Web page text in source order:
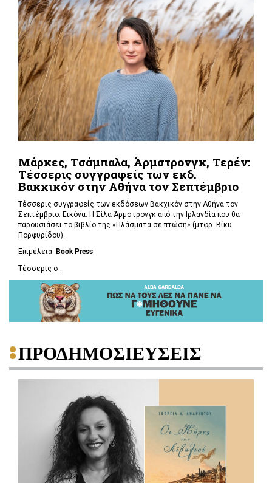
Μάρκες, Τσάμπαλα, Άρμστρονγκ, Τερέν:
Τέσσερις συγγραφείς των εκδ.
Βακχικόν στην Αθήνα τον Σεπτέμβριο
Τέσσερις συγγραφείς των εκδόσεων Βακχικόν στην Αθήνα τον
Σεπτέμβριο. Εικόνα: Η Σίλα Άρμστρονγκ από την Ιρλανδία που θα
παρουσιάσει το βιβλίο της «Πλάσματα σε πτώση» (μτφρ. Βίκυ
Πορφυρίδου).
Επιμέλεια: Book Press
Τέσσερις σ...
ΠΡΟΔΗΜΟΣΙΕΥΣΕΙΣ